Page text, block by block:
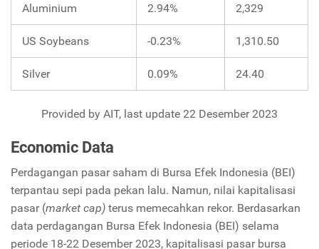
Aluminium 2.94% 2,329
US Soybeans -0.23% 1,310.50
Silver 0.09% 24.40
Provided by AIT, last update 22 Desember 2023
Economic Data
Perdagangan pasar saham di Bursa Efek Indonesia (BEI)
terpantau sepi pada pekan lalu. Namun, nilai kapitalisasi
pasar (market cap) terus memecahkan rekor. Berdasarkan
data perdagangan Bursa Efek Indonesia (BEI) selama
periode 18-22 Desember 2023, kapitalisasi pasar bursa